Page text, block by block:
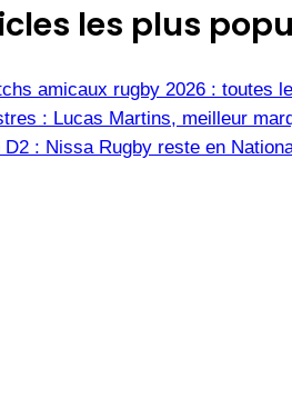
les plus
amicaux rugby 2026 : toutes
: Lucas Martins, meilleur
D2 : Nissa Rugby reste en